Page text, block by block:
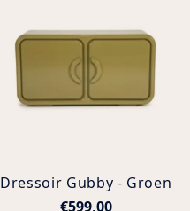
Dressoir Gubby - Groen
€599,00